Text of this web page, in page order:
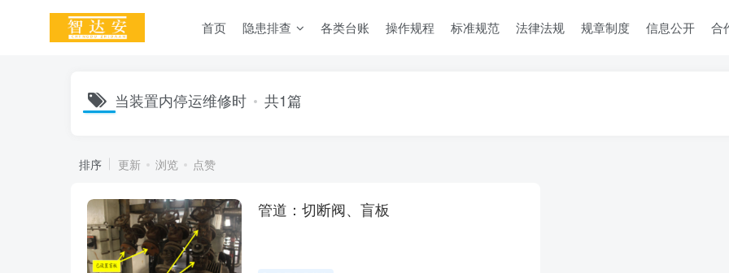
首页 隐患排查 各类台账 操作规程 标准规范 法律法规 规章制度 信息公开 合
当装置内停运维修时 共1篇
排序 更新 浏览 点赞
管道：切断阀、盲板